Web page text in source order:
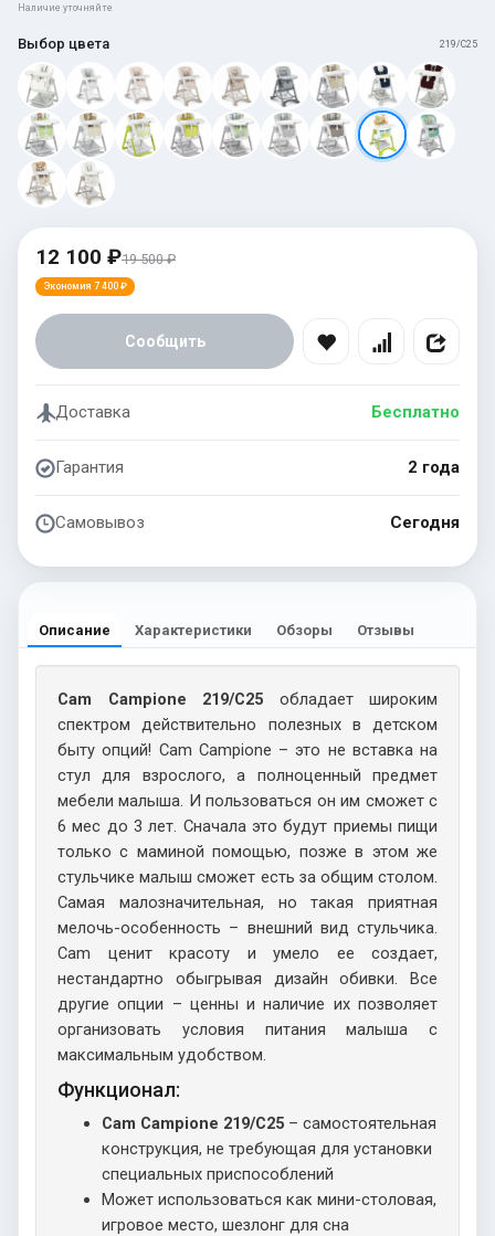
Наличие уточняйте
Выбор цвета 219/C25
12 100 ₽19 500 ₽
Экономия 7 400 ₽
Сообщить
Доставка Бесплатно
Гарантия 2 года
Самовывоз Сегодня
Описание Характеристики Обзоры Отзывы
Cam Campione 219/C25 обладает широким
спектром действительно полезных в детском
быту опций! Cam Campione – это не вставка на
стул для взрослого, а полноценный предмет
мебели малыша. И пользоваться он им сможет с
6 мес до 3 лет. Сначала это будут приемы пищи
только с маминой помощью, позже в этом же
стульчике малыш сможет есть за общим столом.
Самая малозначительная, но такая приятная
мелочь-особенность – внешний вид стульчика.
Cam ценит красоту и умело ее создает,
нестандартно обыгрывая дизайн обивки. Все
другие опции – ценны и наличие их позволяет
организовать условия питания малыша с
максимальным удобством.
Функционал:
Cam Campione 219/C25 – самостоятельная
конструкция, не требующая для установки
специальных приспособлений
Может использоваться как мини-столовая,
игровое место, шезлонг для сна